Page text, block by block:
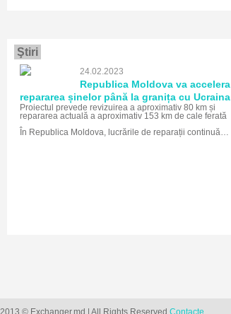
Ştiri
24.02.2023
Republica Moldova va accelera
repararea șinelor până la granița cu Ucraina
Proiectul prevede revizuirea a aproximativ 80 km și
repararea actuală a aproximativ 153 km de cale ferată
În Republica Moldova, lucrările de reparații continuă…